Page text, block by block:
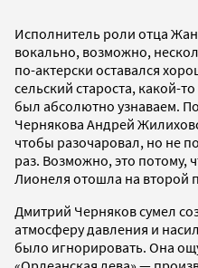
Исполнитель роли отца
вокально, возможно,
по-актерски оставался
сельский староста, какой-
был абсолютно узнаваем.
Чернякова Андрей
чтобы разочаровал, но не
раз. Возможно, это
Лионеля отошла на второй
Дмитрий Черняков сумел
атмосферу давления и
было игнорировать. Она